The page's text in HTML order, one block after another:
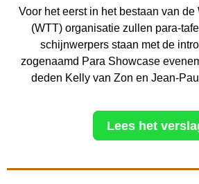
Voor het eerst in het bestaan van de
(WTT) organisatie zullen para-
schijnwerpers staan met de
zogenaamd Para Showcase
deden Kelly van Zon en Jean-
Lees het